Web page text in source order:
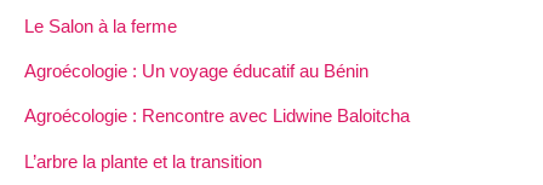
Le Salon à la ferme
Agroécologie : Un voyage éducatif au Bénin
Agroécologie : Rencontre avec Lidwine Baloitcha
L’arbre la plante et la transition